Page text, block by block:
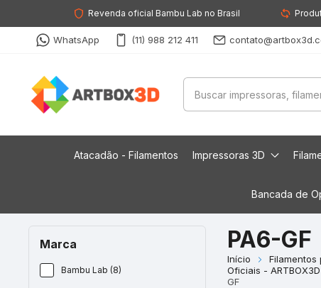
Revenda oficial Bambu Lab no Brasil
WhatsApp (11) 988 212 411
Atacadão - Filamentos Impressoras 3D
Bancada de
Marca
Bambu Lab (8)
PA6-GF
Início
Filamentos
Oficiais - ARTBOX3D
GF